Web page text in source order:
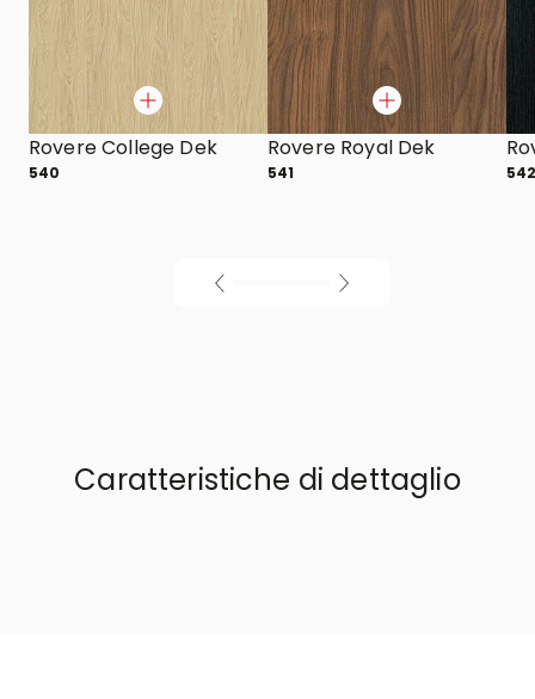
Rovere College Dek
540
Rovere Royal Dek
541
Caratteristiche di dettaglio